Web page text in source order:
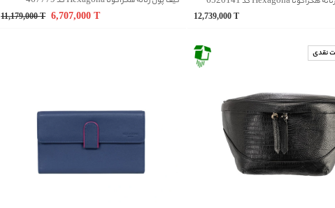
11,179,000T 6,707,000T 12,739,000 T
نقدی